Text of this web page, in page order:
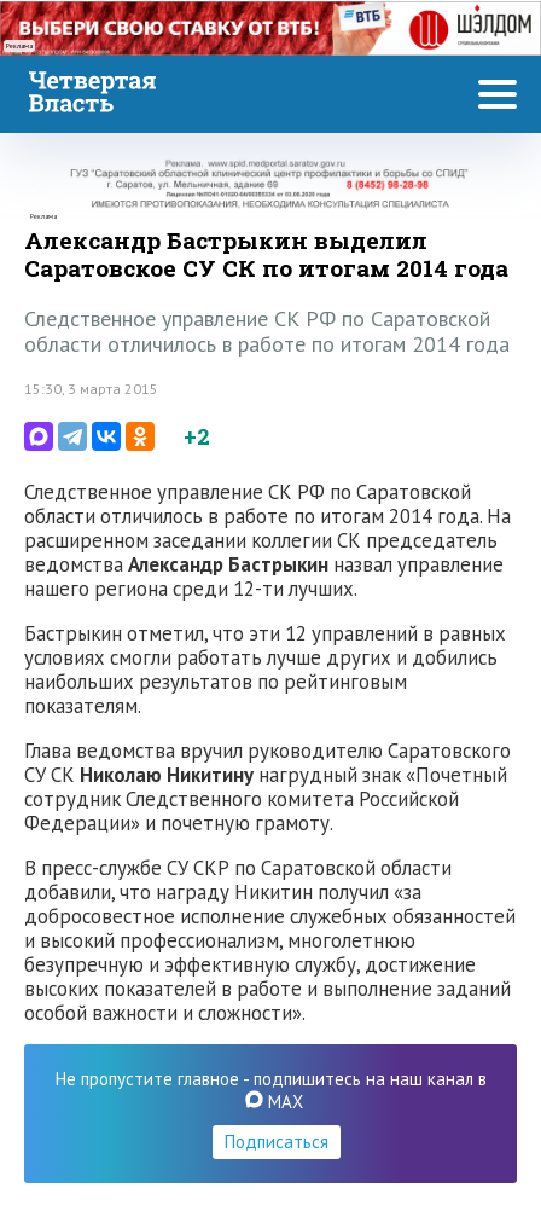
Реклама
Реклама
Александр Бастрыкин выделил
Саратовское СУ СК по итогам 2014 года
Следственное управление СК РФ по Саратовской
области отличилось в работе по итогам 2014 года
15:30, 3 марта 2015
+2
Следственное управление СК РФ по Саратовской
области отличилось в работе по итогам 2014 года. На
расширенном заседании коллегии СК председатель
ведомстваАлександр Бастрыкин назвал управление
нашего региона среди 12-ти лучших.
Бастрыкин отметил, что эти 12 управлений в равных
условиях смогли работать лучше других и добились
наибольших результатов по рейтинговым
показателям.
Глава ведомства вручил руководителю Саратовского
СУ СК Николаю Никитину нагрудный знак «Почетный
сотрудник Следственного комитета Российской
Федерации» и почетную грамоту.
В пресс-службе СУ СКР по Саратовской области
добавили, что награду Никитин получил «за
добросовестное исполнение служебных обязанностей
и высокий профессионализм, многолетнюю
безупречную и эффективную службу, достижение
высоких показателей в работе и выполнение заданий
особой важности и сложности».
Не пропустите главное - подпишитесь на наш канал в
MAX
Подписаться